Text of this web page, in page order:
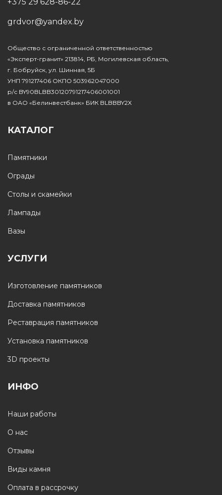
grdvor@yandex.by
Общество с ограниченной ответственностью
«Эксперт-гранит» 213814, РБ, Могилевская область,
г. Бобруйск, ул. Шинная, 5Б
УНП 791217406 ОКПО 503962047000
р/с BY90BLBB30120791217406001001
в ОАО «Белинвестбанк» БИК BLBBBY2X
КАТАЛОГ
Памятники
Ограды
Столы и скамейки
Лампады
Вазы
УСЛУГИ
Изготовление памятников
Доставка памятников
Реставрация памятников
Установка памятников
3D проекты
ИНФО
Наши работы
О нас
Отзывы
Виды камня
Оплата в рассрочку